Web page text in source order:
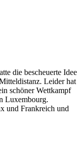
die bescheuerte Idee
Leider hat
schöner Wettkampf
Luxembourg.
und Frankreich und